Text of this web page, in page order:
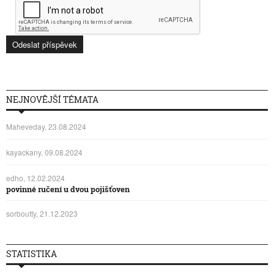
NEJNOVĚJŠÍ TÉMATA
Maheveday, 23.08.2024
kayackany, 09.08.2024
edho, 12.02.2024
povinné ručení u dvou pojišťoven
sorboutty, 21.12.2023
STATISTIKA